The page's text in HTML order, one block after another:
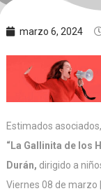
marzo 6, 2024
Estimados
“La Gallinita de los
Durán, dirigido a
Viernes 08 de marzo